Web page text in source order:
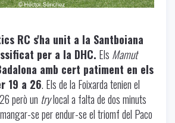
RC s'ha unit a la Santboiana
per a la DHC. Els Mamut
amb cert patiment en els
19 a 26. Els de la Foixarda tenien el
però un trylocal a falta de dos minuts
se per endur-se el triomf del Paco